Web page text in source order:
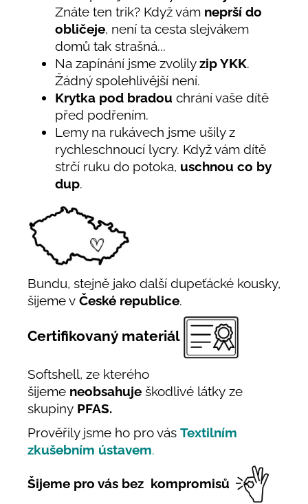
Znáte ten trik? Když vám neprší do
obličeje, není ta cesta slejvákem
domů tak strašná...
Na zapínání jsme zvolilyzip YKK.
Žádný spolehlivější není.
Krytka pod bradou chrání vaše dítě
před podřením.
Lemy na rukávech jsme ušily z
rychleschnoucí lycry. Když vám dítě
strčí ruku do potoka, uschnou co by
dup.
Bundu, stejně jako další dupeťácké kousky,
šijeme v České republice.
Certifikovaný materiál
Softshell, ze kterého
šijeme neobsahuje škodlivé látky ze
skupiny PFAS.
Prověřily jsme ho pro vás Textilním
zkušebním ústavem.
Šijeme pro vás bez kompromisů